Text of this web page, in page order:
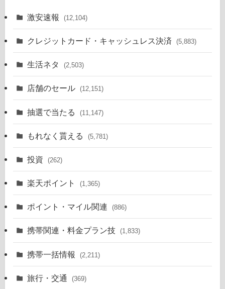
激安速報 (12,104)
クレジットカード・キャッシュレス決済 (5,883)
生活ネタ (2,503)
店舗のセール (12,151)
抽選で当たる (11,147)
もれなく貰える (5,781)
投資 (262)
楽天ポイント (1,365)
ポイント・マイル関連 (886)
携帯関連・料金プラン技 (1,833)
携帯一括情報 (2,211)
旅行・交通 (369)